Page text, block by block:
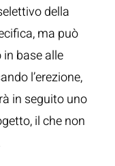
della
ma può
base alle
l’erezione,
in seguito uno
il che non